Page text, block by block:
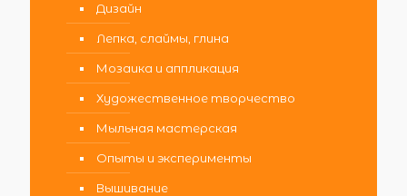
Дизайн
Лепка, слаймы, глина
Мозаика и аппликация
Художественное творчество
Мыльная мастерская
Опыты и эксперименты
Вышивание